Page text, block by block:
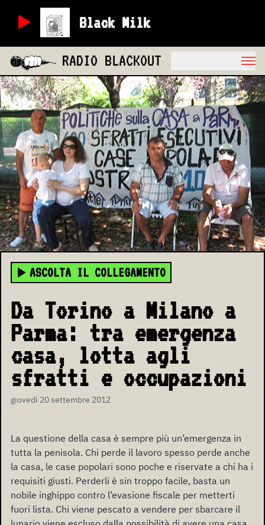
Black Milk
RADIO BLACKOUT
ASCOLTA IL COLLEGAMENTO
Da Torino a Milano a
Parma: tra emergenza
casa, lotta agli
sfratti e occupazioni
giovedì 20 settembre 2012
La questione della casa è sempre più un’emergenza in
tutta la penisola. Chi perde il lavoro spesso perde anche
la casa, le case popolari sono poche e riservate a chi ha i
requisiti giusti. Perderli è sin troppo facile, basta un
nobile inghippo contro l’evasione fiscale per metterti
fuori lista. Chi viene pescato a vendere per sbarcare il